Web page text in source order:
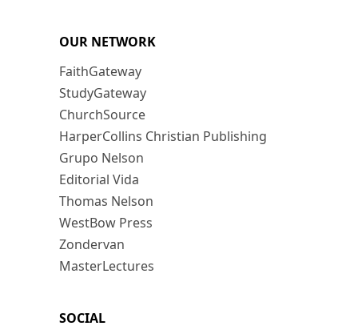
OUR NETWORK
FaithGateway
StudyGateway
ChurchSource
HarperCollins Christian Publishing
Grupo Nelson
Editorial Vida
Thomas Nelson
WestBow Press
Zondervan
MasterLectures
SOCIAL